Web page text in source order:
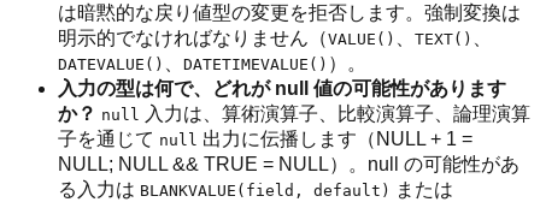
は暗黙的な戻り値型の変更を拒否します。強制変換は
明示的でなければなりません（VALUE() TEXT()
DATEVALUE() DATETIMEVALUE() ）。
入力の型は何で、どれが null 値の可能性があります
か？ null 入力は、算術演算子、比較演算子、論理演算
子を通じて null 出力に伝播します（NULL + 1 =
NULL; NULL && TRUE = NULL）。null の可能性があ
る入力は BLANKVALUE(field, default) または